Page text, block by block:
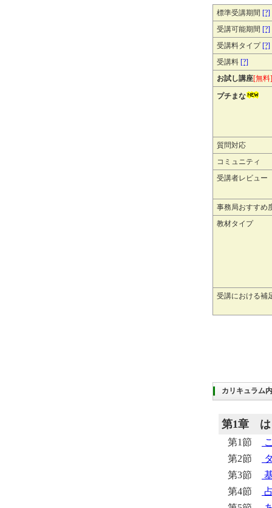
標準受講期間 [?]
受講可能期間 [?]
受講料タイプ [?]
受講料 [?]
お試し講座[無料]
プチまな
質問対応
コミュニティ
受講者レビュー
事務局おすすめ
教材タイプ
受講における補
カリキュラム
第1章
第1節
第2節
第3節
第4節